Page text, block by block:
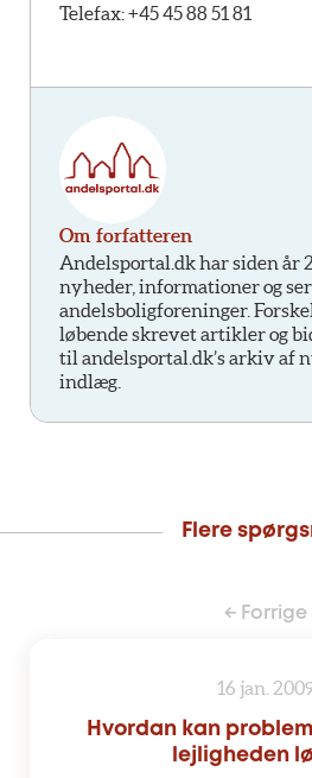
Telefax: +45 45 88 51 81
Om forfatteren
Andelsportal.dk har siden år
nyheder, informationer og
andelsboligforeninger.
løbende skrevet artikler og
til andelsportal.dk’s arkiv af
indlæg.
Flere
← Forrige
16 jan.
Hvordan kan
lejligheden